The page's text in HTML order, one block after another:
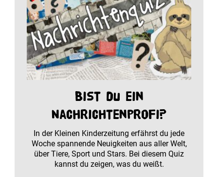
Bist du ein
Nachrichtenprofi?
In der Kleinen Kinderzeitung erfährst du jede
Woche spannende Neuigkeiten aus aller Welt,
über Tiere, Sport und Stars. Bei diesem Quiz
kannst du zeigen, was du weißt.